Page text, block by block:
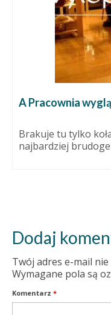
A Pracownia
Brakuje tu tylko
najbardziej
Dodaj
Twój adres e-mail
Wymagane pola są
Komentarz *